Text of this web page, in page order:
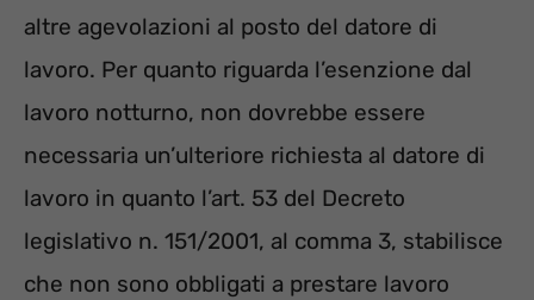
altre agevolazioni al posto del datore di
lavoro. Per quanto riguarda l’esenzione dal
lavoro notturno, non dovrebbe essere
necessaria un’ulteriore richiesta al datore di
lavoro in quanto l’art. 53 del Decreto
legislativo n. 151/2001, al comma 3, stabilisce
che non sono obbligati a prestare lavoro